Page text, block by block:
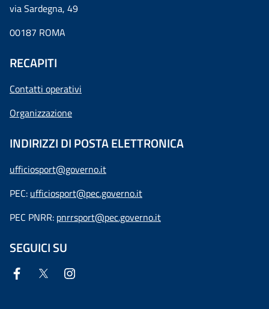
via Sardegna, 49
00187 ROMA
RECAPITI
Contatti operativi
Organizzazione
INDIRIZZI DI POSTA ELETTRONICA
ufficiosport@governo.it
PEC: ufficiosport@pec.governo.it
PEC PNRR: pnrrsport@pec.governo.it
SEGUICI SU